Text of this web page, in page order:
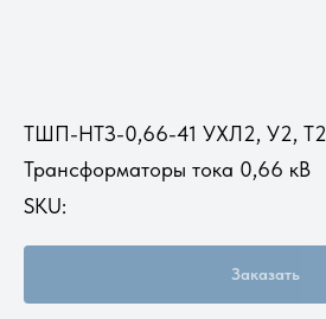
ТШП-НТЗ-0,66-41 УХЛ2, У2, Т2
Трансформаторы тока 0,66 кВ
SKU:
Заказать